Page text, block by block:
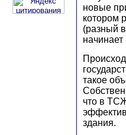
новые
котором
(разный
начинает
такое
что в
здания.